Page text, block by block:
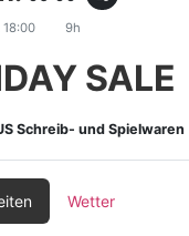
18:00 9h
SALE
Schreib- und Spielwaren
Wetter